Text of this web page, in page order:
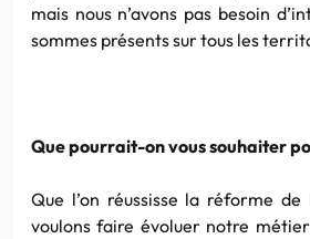
mais nous n’avons pas besoin
sommes présents sur tous les
Que pourrait-on vous souhaiter
Que l’on réussisse la réforme de
voulons faire évoluer notre